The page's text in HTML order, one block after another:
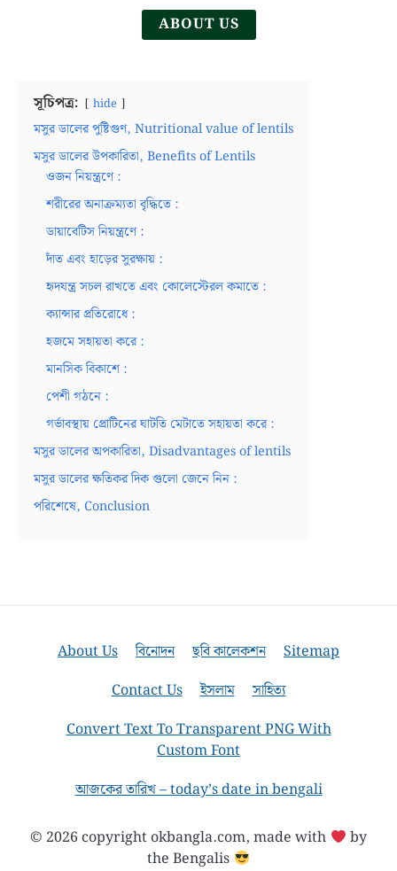
ABOUT US
সূচিপত্র: hide
মসুর ডালের পুষ্টিগুণ, Nutritional value of lentils
মসুর ডালের উপকারিতা, Benefits of Lentils
ওজন নিয়ন্ত্রণে :
শরীরের অনাক্রম্যতা বৃদ্ধিতে :
ডায়াবেটিস নিয়ন্ত্রণে :
দাঁত এবং হাড়ের সুরক্ষায় :
হৃদযন্ত্র সচল রাখতে এবং কোলেস্টেরল কমাতে :
ক্যান্সার প্রতিরোধে :
হজমে সহায়তা করে :
মানসিক বিকাশে :
পেশী গঠনে :
গর্ভাবস্থায় প্রোটিনের ঘাটতি মেটাতে সহায়তা করে :
মসুর ডালের অপকারিতা, Disadvantages of lentils
মসুর ডালের ক্ষতিকর দিক গুলো জেনে নিন :
পরিশেষে, Conclusion
About Us বিনোদন ছবি কালেকশন
Sitemap
Contact Us
ইসলাম
সাহিত্য
Convert Text To Transparent PNG With
Custom Font
আজকের তারিখ – today’s date in bengali
© 2026 copyright okbangla.com, made with
by
the Bengalis